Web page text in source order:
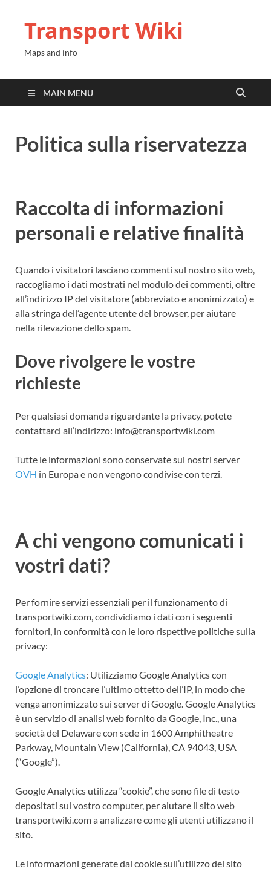
Transport Wiki
Maps and info
MAIN MENU
Politica sulla riservatezza
Raccolta di informazioni
personali e relative finalità
Quando i visitatori lasciano commenti sul nostro sito web,
raccogliamo i dati mostrati nel modulo dei commenti, oltre
all’indirizzo IP del visitatore (abbreviato e anonimizzato) e
alla stringa dell’agente utente del browser, per aiutare
nella rilevazione dello spam.
Dove rivolgere le vostre
richieste
Per qualsiasi domanda riguardante la privacy, potete
contattarci all’indirizzo: info@transportwiki.com
Tutte le informazioni sono conservate sui nostri server
OVH in Europa e non vengono condivise con terzi.
A chi vengono comunicati i
vostri dati?
Per fornire servizi essenziali per il funzionamento di
transportwiki.com, condividiamo i dati con i seguenti
fornitori, in conformità con le loro rispettive politiche sulla
privacy:
Google Analytics: Utilizziamo Google Analytics con
l’opzione di troncare l’ultimo ottetto dell’IP, in modo che
venga anonimizzato sui server di Google. Google Analytics
è un servizio di analisi web fornito da Google, Inc., una
società del Delaware con sede in 1600 Amphitheatre
Parkway, Mountain View (California), CA 94043, USA
(“Google”).
Google Analytics utilizza “cookie”, che sono file di testo
depositati sul vostro computer, per aiutare il sito web
transportwiki.com a analizzare come gli utenti utilizzano il
sito.
Le informazioni generate dal cookie sull’utilizzo del sito